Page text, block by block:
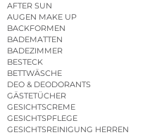
AFTER SUN
AUGEN MAKE UP
BACKFORMEN
BADEMATTEN
BADEZIMMER
BESTECK
BETTWÄSCHE
DEO & DEODORANTS
GÄSTETÜCHER
GESICHTSCREME
GESICHTSPFLEGE
GESICHTSREINIGUNG HERREN